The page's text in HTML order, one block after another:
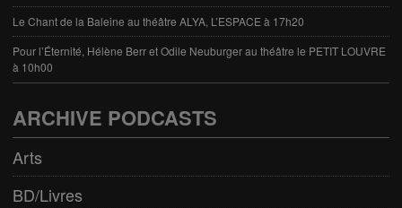
Le Chant de la Baleine au théâtre ALYA, L’ESPACE à 17h20
Pour l’Éternité, Hélène Berr et Odile Neuburger au théâtre le PETIT LOUVRE
à 10h00
ARCHIVE PODCASTS
Arts
BD/Livres